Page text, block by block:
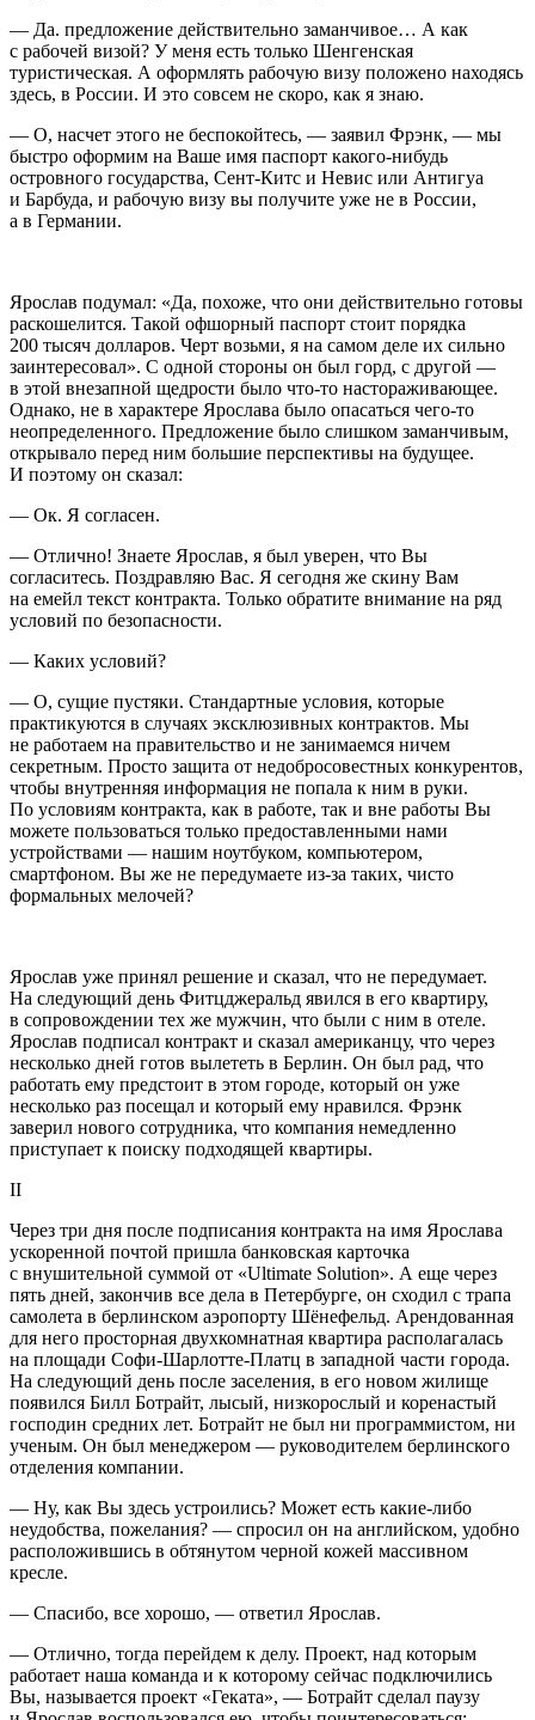
— Да. предложение действительно заманчивое… А как
с рабочей визой? У меня есть только Шенгенская
туристическая. А оформлять рабочую визу положено находясь
здесь, в России. И это совсем не скоро, как я знаю.
— О, насчет этого не беспокойтесь, — заявил Фрэнк, — мы
быстро оформим на Ваше имя паспорт какого-нибудь
островного государства, Сент-Китс и Невис или Антигуа
и Барбуда, и рабочую визу вы получите уже не в России,
а в Германии.
Ярослав подумал: «Да, похоже, что они действительно готовы
раскошелится. Такой офшорный паспорт стоит порядка
200 тысяч долларов. Черт возьми, я на самом деле их сильно
заинтересовал». С одной стороны он был горд, с другой —
в этой внезапной щедрости было что-то настораживающее.
Однако, не в характере Ярослава было опасаться чего-то
неопределенного. Предложение было слишком заманчивым,
открывало перед ним большие перспективы на будущее.
И поэтому он сказал:
— Ок. Я согласен.
— Отлично! Знаете Ярослав, я был уверен, что Вы
согласитесь. Поздравляю Вас. Я сегодня же скину Вам
на емейл текст контракта. Только обратите внимание на ряд
условий по безопасности.
— Каких условий?
— О, сущие пустяки. Стандартные условия, которые
практикуются в случаях эксклюзивных контрактов. Мы
не работаем на правительство и не занимаемся ничем
секретным. Просто защита от недобросовестных конкурентов,
чтобы внутренняя информация не попала к ним в руки.
По условиям контракта, как в работе, так и вне работы Вы
можете пользоваться только предоставленными нами
устройствами — нашим ноутбуком, компьютером,
смартфоном. Вы же не передумаете из-за таких, чисто
формальных мелочей?
Ярослав уже принял решение и сказал, что не передумает.
На следующий день Фитцджеральд явился в его квартиру,
в сопровождении тех же мужчин, что были с ним в отеле.
Ярослав подписал контракт и сказал американцу, что через
несколько дней готов вылететь в Берлин. Он был рад, что
работать ему предстоит в этом городе, который он уже
несколько раз посещал и который ему нравился. Фрэнк
заверил нового сотрудника, что компания немедленно
приступает к поиску подходящей квартиры.
II
Через три дня после подписания контракта на имя Ярослава
ускоренной почтой пришла банковская карточка
с внушительной суммой от «Ultimate Solution». А еще через
пять дней, закончив все дела в Петербурге, он сходил с трапа
самолета в берлинском аэропорту Шёнефельд. Арендованная
для него просторная двухкомнатная квартира располагалась
на площади Софи-Шарлотте-Платц в западной части города.
На следующий день после заселения, в его новом жилище
появился Билл Ботрайт, лысый, низкорослый и коренастый
господин средних лет. Ботрайт не был ни программистом, ни
ученым. Он был менеджером — руководителем берлинского
отделения компании.
— Ну, как Вы здесь устроились? Может есть какие-либо
неудобства, пожелания? — спросил он на английском, удобно
расположившись в обтянутом черной кожей массивном
кресле.
— Спасибо, все хорошо, — ответил Ярослав.
— Отлично, тогда перейдем к делу. Проект, над которым
работает наша команда и к которому сейчас подключились
Вы, называется проект «Геката», — Ботрайт сделал паузу